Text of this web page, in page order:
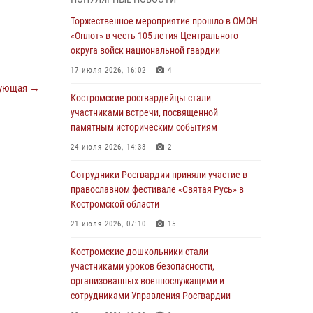
→
В Росгвардии по Костромской области
проходят мероприятия, посвященные 108-й
годовщине со дня рождения генерала армии
Ивана Кирилловича Яковлева
Состоялась рабочая встреча директора
Росгвардии Героя России генерала армии
Виктора Золотова с заместителем
Российской Федерации в Северо-Кавказском
федеральном округе Виталием Кузнецовым
31 июля 2026, 07:08
службой в ведомстве
31 июля 2026, 06:48 1
Костромские дошкольники стали
участниками уроков безопасности,
Торжественное мероприятие прошло в ОМОН
«Оплот» в честь 105-летия Центрального
округа войск национальной гвардии
17 июля 2026, 16:02 4
Костромские росгвардейцы стали
участниками встречи, посвященной
памятным историческим событиям
24 июля 2026, 14:33 2
Сотрудники Росгвардии приняли участие в
православном фестивале «Святая Русь» в
Костромской области
21 июля 2026, 07:10 15
Костромские дошкольники стали
участниками уроков безопасности,
организованных военнослужащими и
сотрудниками Управления Росгвардии